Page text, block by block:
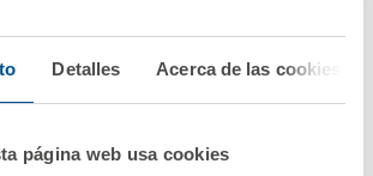
Detalles Acerca de las cookies
página web usa cookies
de colaboración